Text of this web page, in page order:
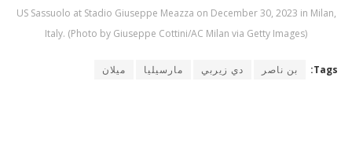
US Sassuolo at Stadio Giuseppe Meazza on December 30, 2023 in Milan,
Italy. (Photo by Giuseppe Cottini/AC Milan via Getty Images)
Tags: بن ناصر دي زيربي مارسيليا ميلان